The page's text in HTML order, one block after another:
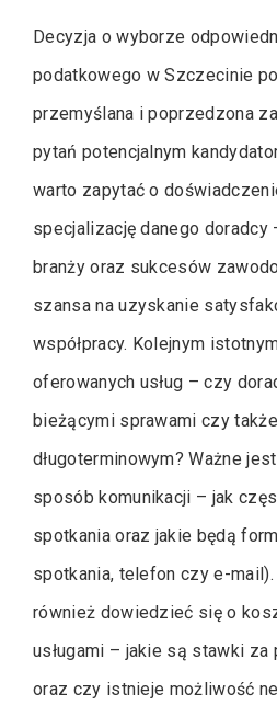
Decyzja o wyborze
podatkowego w Szczecinie
przemyślana i poprzedzona
pytań potencjalnym
warto zapytać o
specjalizację danego doradcy
branży oraz sukcesów
szansa na uzyskanie
współpracy. Kolejnym
oferowanych usług – czy
bieżącymi sprawami czy
długoterminowym? Ważne
sposób komunikacji – jak
spotkania oraz jakie będą
spotkania, telefon czy e-
również dowiedzieć się o
usługami – jakie są stawki za
oraz czy istnieje możliwość